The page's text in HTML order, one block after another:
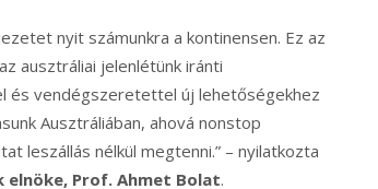
nyit számunkra a kontinensen. Ez az
ausztráliai jelenlétünk iránti
és vendégszeretettel új lehetőségekhez
Ausztráliában, ahová nonstop
leszállás nélkül megtenni.” – nyilatkozta
Prof. Ahmet Bolat.